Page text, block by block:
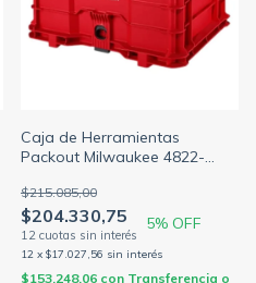
Caja de Herramientas
Packout Milwaukee 4822-
$204.330,75
$215.085,00
5% OFF
12 x $17.027,56 sin interés
$153.248,06 con Transferencia o